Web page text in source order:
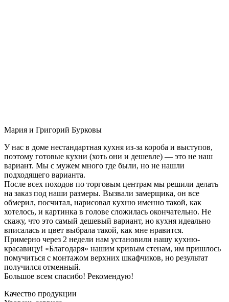
Мария и Григорий Бурковы
У нас в доме нестандартная кухня из-за короба и выступов,
поэтому готовые кухни (хоть они и дешевле) — это не наш
вариант. Мы с мужем много где были, но не нашли
подходящего варианта.
После всех походов по торговым центрам мы решили делать
на заказ под наши размеры. Вызвали замерщика, он все
обмерил, посчитал, нарисовал кухню именно такой, как
хотелось, и картинка в голове сложилась окончательно. Не
скажу, что это самый дешевый вариант, но кухня идеально
вписалась и цвет выбрала такой, как мне нравится.
Примерно через 2 недели нам установили нашу кухню-
красавицу! «Благодаря» нашим кривым стенам, им пришлось
помучиться с монтажом верхних шкафчиков, но результат
получился отменный.
Большое всем спасибо! Рекомендую!
Качество продукции